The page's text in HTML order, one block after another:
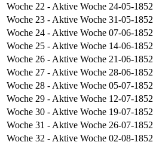
Woche 22 - Aktive Woche 24-05-1852
Woche 23 - Aktive Woche 31-05-1852
Woche 24 - Aktive Woche 07-06-1852
Woche 25 - Aktive Woche 14-06-1852
Woche 26 - Aktive Woche 21-06-1852
Woche 27 - Aktive Woche 28-06-1852
Woche 28 - Aktive Woche 05-07-1852
Woche 29 - Aktive Woche 12-07-1852
Woche 30 - Aktive Woche 19-07-1852
Woche 31 - Aktive Woche 26-07-1852
Woche 32 - Aktive Woche 02-08-1852